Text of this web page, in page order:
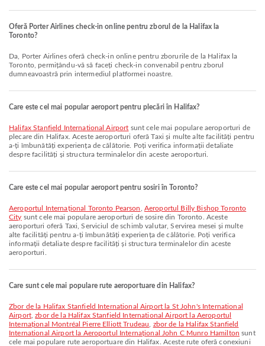
Oferă Porter Airlines check-in online pentru zborul de la Halifax la
Toronto?
Da, Porter Airlines oferă check-in online pentru zborurile de la Halifax la
Toronto, permițându-vă să faceți check-in convenabil pentru zborul
dumneavoastră prin intermediul platformei noastre.
Care este cel mai popular aeroport pentru plecări în Halifax?
Halifax Stanfield International Airport sunt cele mai populare aeroporturi de
plecare din Halifax. Aceste aeroporturi oferă Taxi și multe alte facilități pentru
a-ți îmbunătăți experiența de călătorie. Poți verifica informații detaliate
despre facilități și structura terminalelor din aceste aeroporturi.
Care este cel mai popular aeroport pentru sosiri în Toronto?
Aeroportul Internațional Toronto Pearson
Aeroportul Billy Bishop Toronto
City sunt cele mai populare aeroporturi de sosire din Toronto. Aceste
aeroporturi oferă Taxi, Serviciul de schimb valutar, Servirea mesei și multe
alte facilități pentru a-ți îmbunătăți experiența de călătorie. Poți verifica
informații detaliate despre facilități și structura terminalelor din aceste
aeroporturi.
Care sunt cele mai populare rute aeroportuare din Halifax?
zbor de la Halifax Stanfield International Airport la St John's International
Airport,zbor de la Halifax Stanfield International Airport la Aeroportul
Internațional Montréal Pierre Elliott Trudeau
zbor de la Halifax Stanfield
International Airport la Aeroportul Internațional John C Munro Hamilton sunt
cele mai populare rute aeroportuare din Halifax. Aceste rute oferă conexiuni